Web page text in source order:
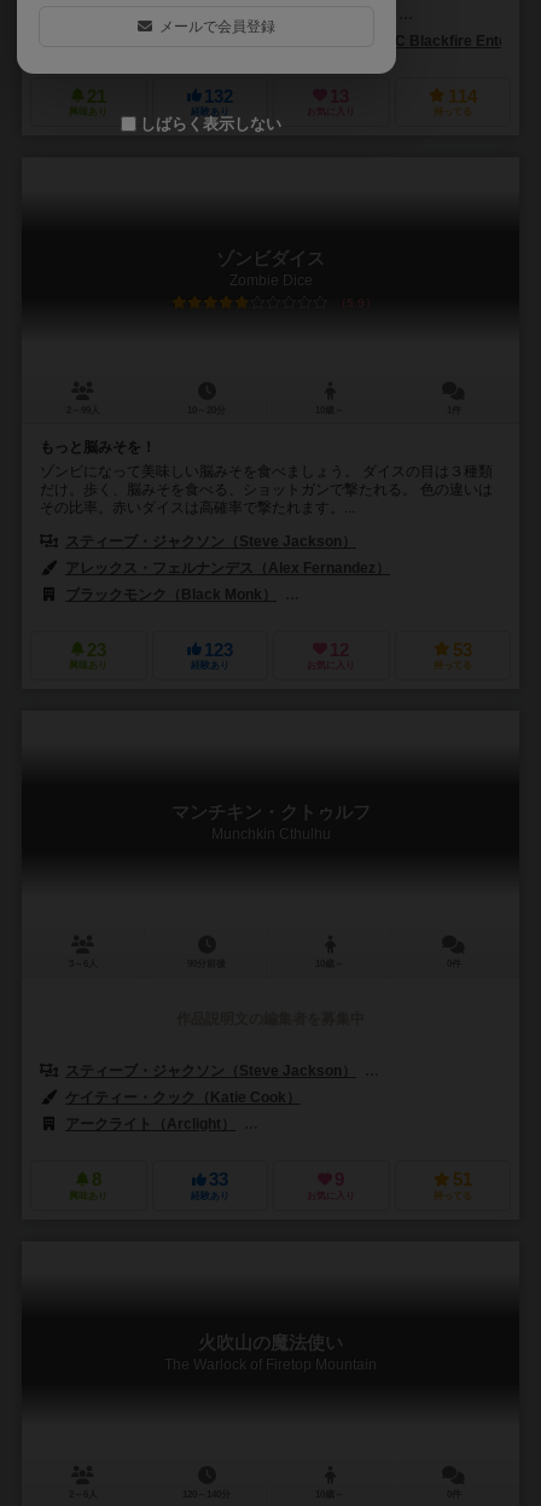
ADCブラックファイア・エンターテイメント（ADC Blackfire
21
興味あり
132
経験あり お気に入り
114
持ってる
ゾンビダイス
Zombie Dice
5.9
もっと脳みそを！
ゾンビになって美味しい脳みそを食べましょう。 ダイスの目は３種類
だけ。歩く、脳みそを食べる、ショットガンで撃たれる。 色の違いは
その比率。赤いダイスは高確率で撃たれます。...
スティーブ・ジャクソン（Steve Jackson）
アレックス・フェルナンデス（Alex Fernandez）
ブラックモンク（Black Monk）
23
興味あり
123
経験あり
12
お気に入り
53
持ってる
マンチキン・クトゥルフ
Munchkin Cthulhu
スティーブ・ジャクソン（Steve Jackson）
ケイティー・クック（Katie Cook）
アークライト（Arclight）
8
興味あり
33
経験あり
9
お気に入り
51
持ってる
火吹山の魔法使い
The Warlock of Firetop Mountain
メールで会員登録
しばらく表示しない